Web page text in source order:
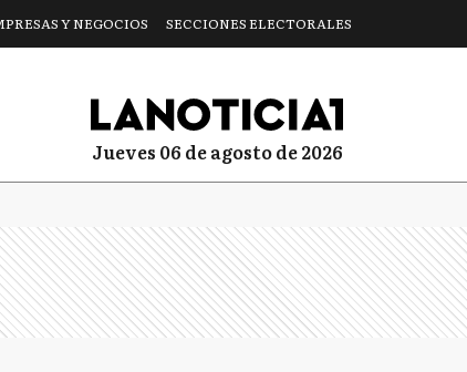
Y NEGOCIOS SECCIONES ELECTORALES
jueves 06 de agosto de 2026